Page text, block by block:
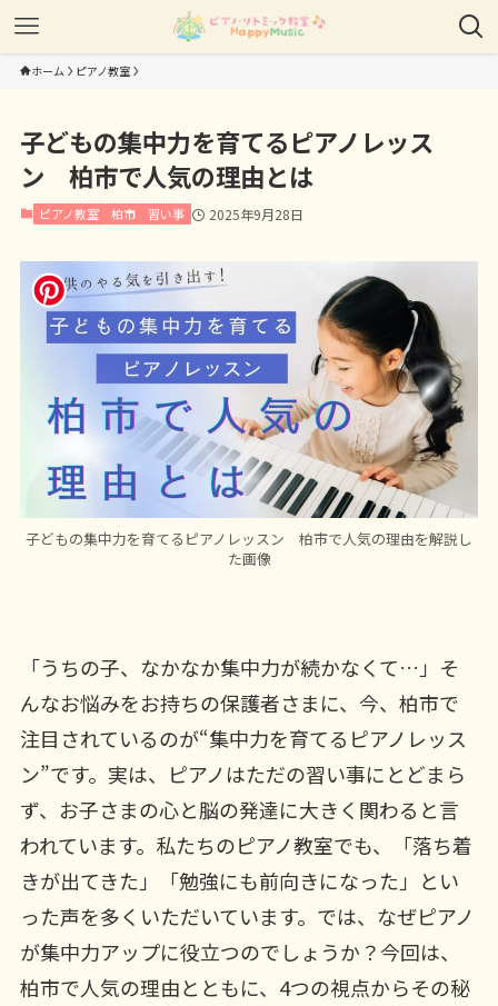
ホーム ピアノ教室
子どもの集中力を育てるピアノレッス
ン 柏市で人気の理由とは
ピアノ教室 柏市 習い事 2025年9月28日
子どもの集中力を育てるピアノレッスン 柏市で人気の理由を解説し
た画像
「うちの子、なかなか集中力が続かなくて…」そ
んなお悩みをお持ちの保護者さまに、今、柏市で
注目されているのが“集中力を育てるピアノレッス
ン”です。実は、ピアノはただの習い事にとどまら
ず、お子さまの心と脳の発達に大きく関わると言
われています。私たちのピアノ教室でも、「落ち着
きが出てきた」「勉強にも前向きになった」とい
った声を多くいただいています。では、なぜピアノ
が集中力アップに役立つのでしょうか？今回は、
柏市で人気の理由とともに、4つの視点からその秘